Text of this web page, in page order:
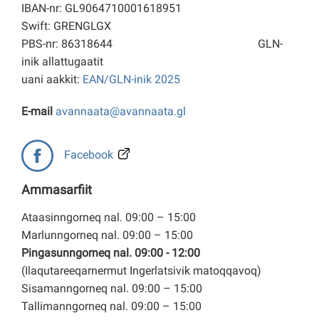
IBAN-nr: GL9064710001618951
Swift: GRENGLGX
PBS-nr: 86318644 GLN-
inik allattugaatit
uani aakkit: EAN/GLN-inik 2025
E-mail avannaata@avannaata.gl
Facebook
Ammasarfiit
Ataasinngorneq nal. 09:00 – 15:00
Marlunngorneq nal. 09:00 – 15:00
Pingasunngorneq nal. 09:00 - 12:00
(Ilaqutareeqarnermut Ingerlatsivik matoqqavoq)
Sisamanngorneq nal. 09:00 – 15:00
Tallimanngorneq nal. 09:00 – 15:00